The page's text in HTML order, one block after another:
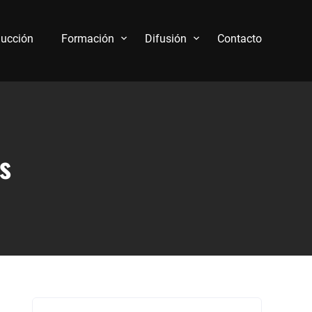
Formación Difusión Contacto